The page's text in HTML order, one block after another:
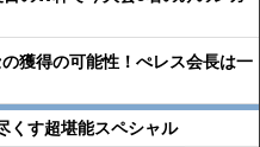
獲得の可能性！ぺレス会長は一
くす超堪能スペシャル